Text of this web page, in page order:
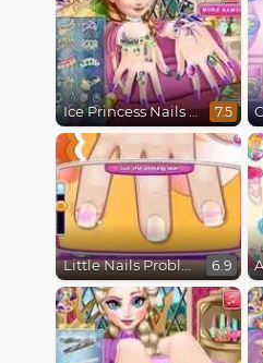
Ice Princess Nails Spa 7.5
Little Nails Problems 6.9